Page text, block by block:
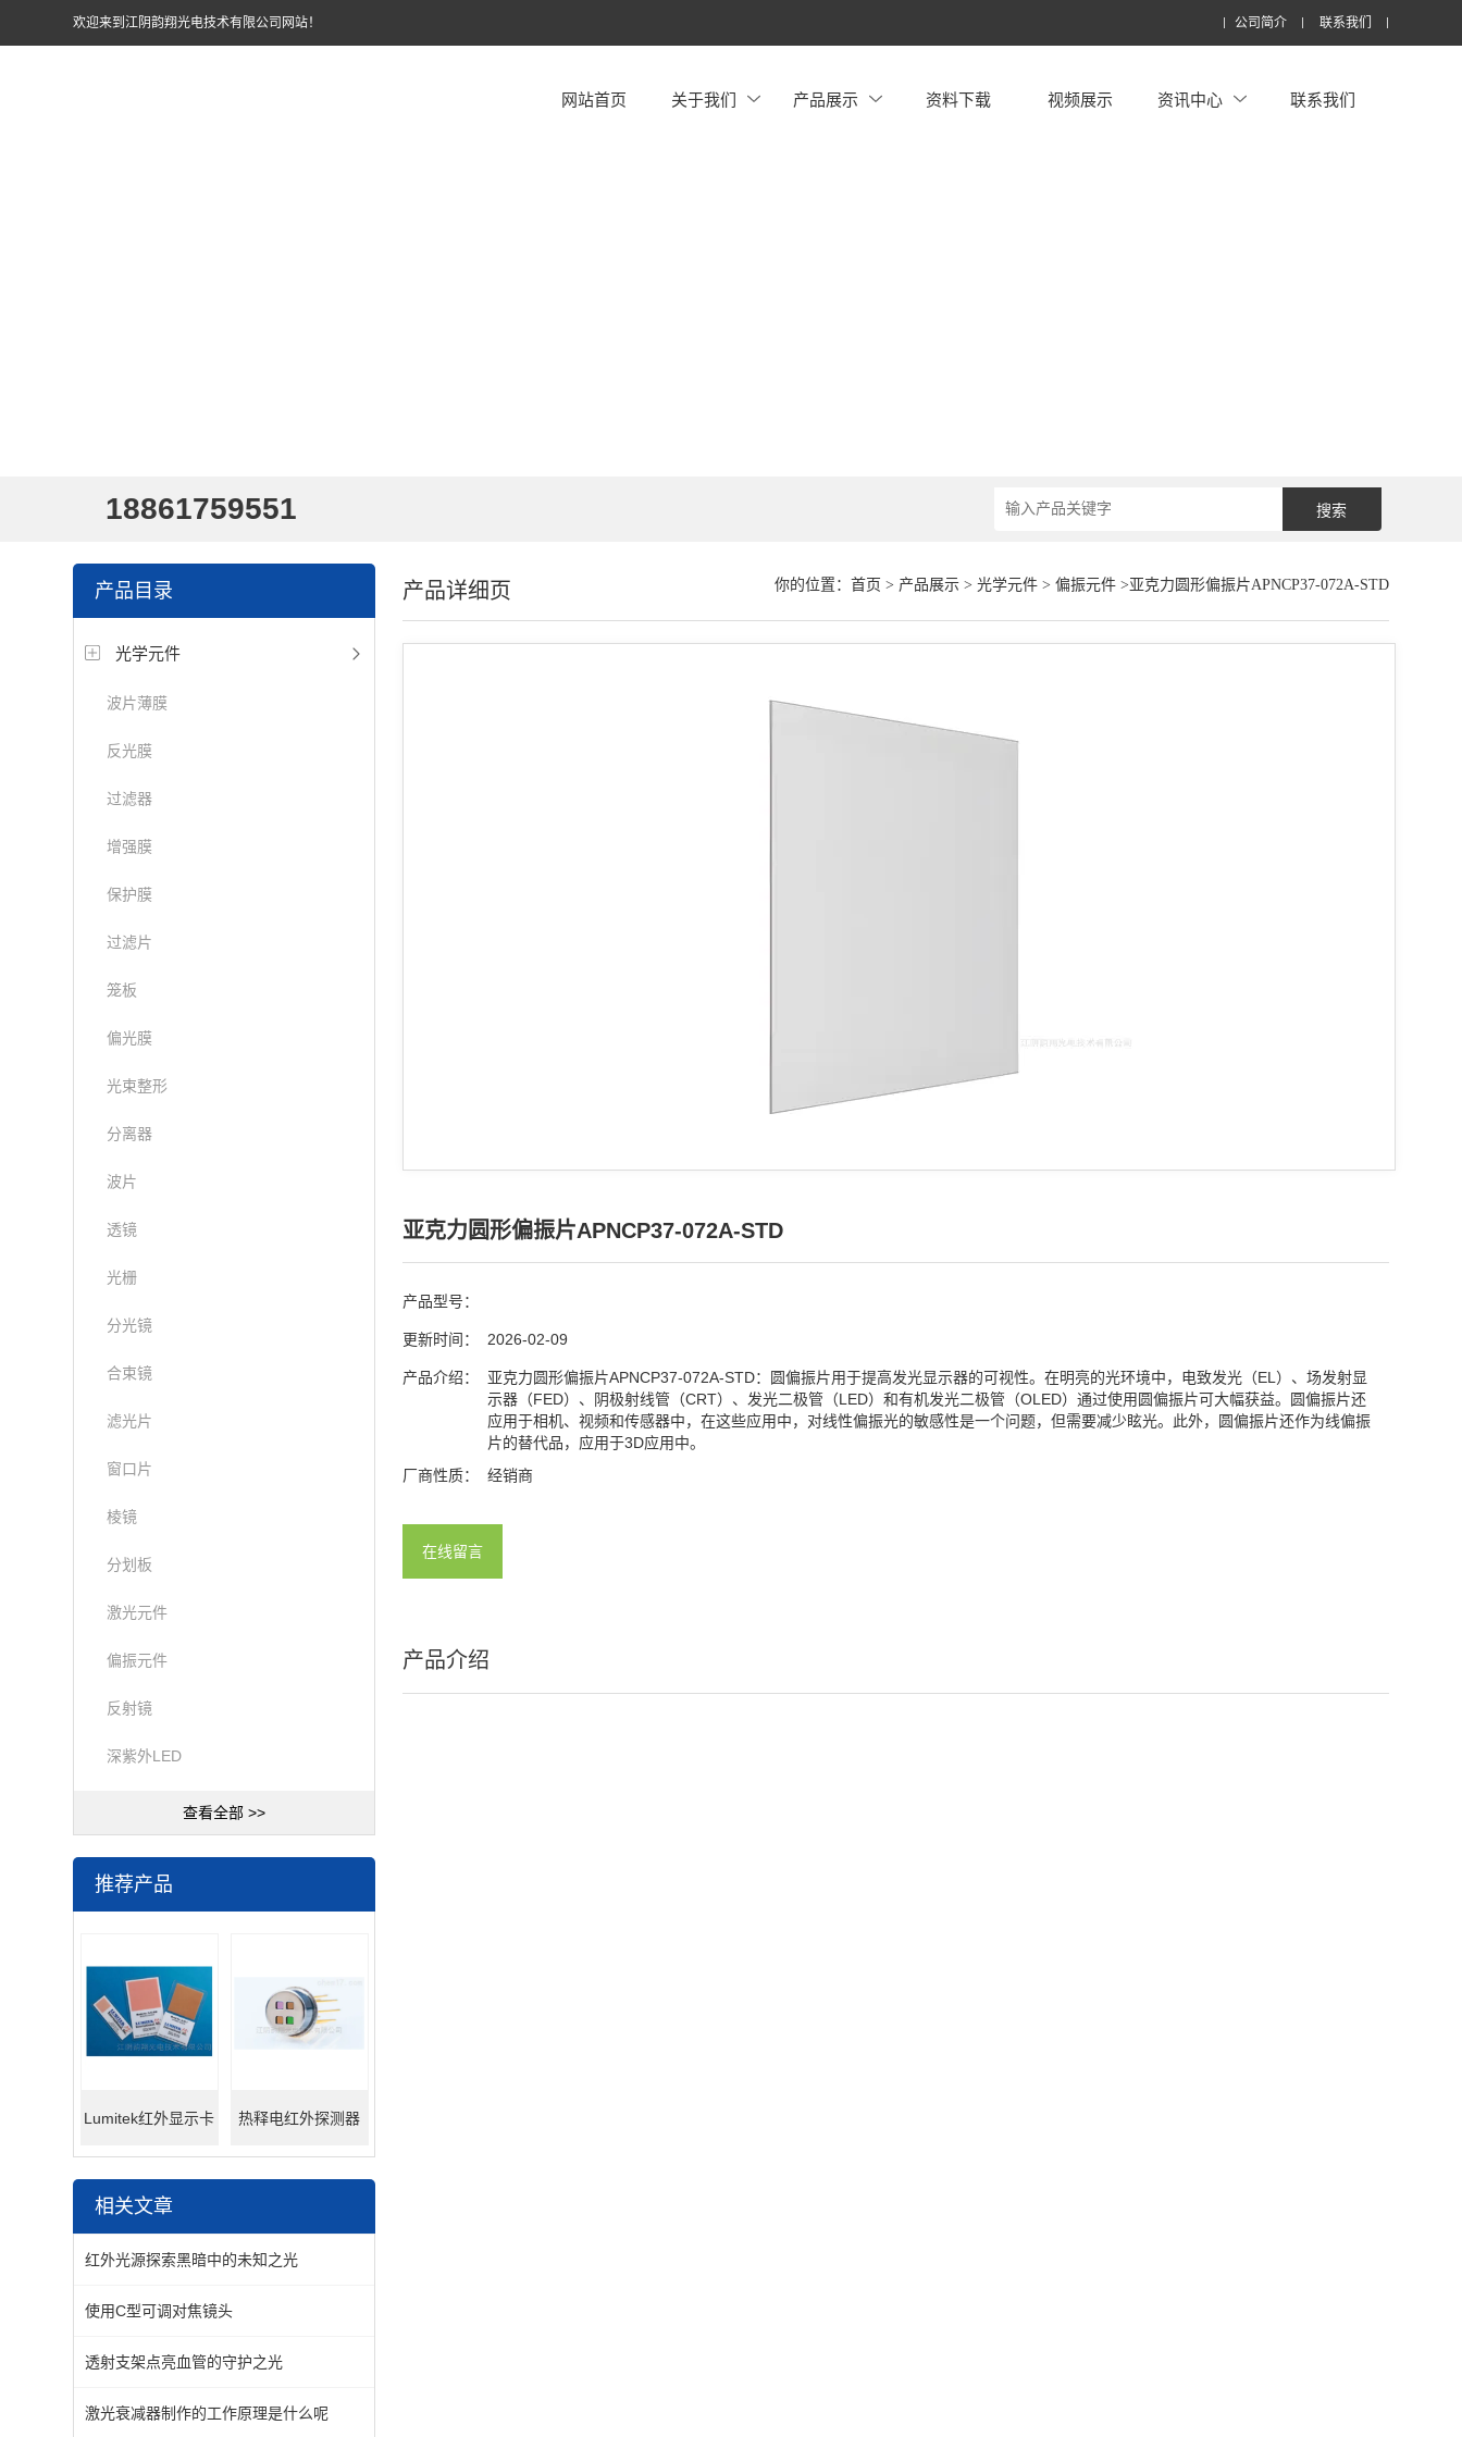
欢迎来到江阴韵翔光电技术有限公司网站！ 公司简介 联系我们
网站首页 关于我们 产品展示 资料下载 视频展示 资讯中心 联系我们
18861759551
产品目录
光学元件
波片薄膜
反光膜
过滤器
增强膜
保护膜
过滤片
笼板
偏光膜
光束整形
分离器
波片
透镜
光栅
分光镜
合束镜
滤光片
窗口片
棱镜
分划板
激光元件
偏振元件
反射镜
深紫外LED
查看全部 >>
推荐产品
Lumitek红外显示卡 热释电红外探测器
相关文章
红外光源探索黑暗中的未知之光
使用C型可调对焦镜头
透射支架点亮血管的守护之光
激光衰减器制作的工作原理是什么呢
你的位置： 首页 > 产品展示> 光学元件> 偏振元件>亚克力圆形偏振片APNCP37-072A-STD
产品详细页
亚克力圆形偏振片APNCP37-072A-STD
产品型号：
更新时间： 2026-02-09
产品介绍：
亚克力圆形偏振片APNCP37-072A-STD：圆偏振片用于提高发光显示器的可视性。在明亮的光环境中，电致发光（EL）、场发射显
示器（FED）、阴极射线管（CRT）、发光二极管（LED）和有机发光二极管（OLED）通过使用圆偏振片可大幅获益。圆偏振片还
应用于相机、视频和传感器中，在这些应用中，对线性偏振光的敏感性是一个问题，但需要减少眩光。此外，圆偏振片还作为线偏振
片的替代品，应用于3D应用中。
厂商性质：
经销商
在线留言
产品介绍